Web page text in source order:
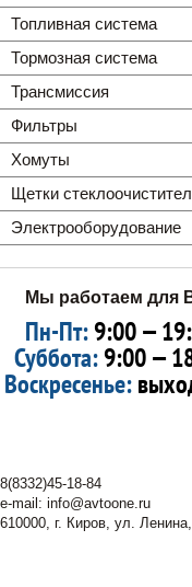
Топливная система
Тормозная система
Трансмиссия
Фильтры
Хомуты
Щетки
Электрооборудование
Мы работаем для
Пн-Пт:9:00 —
Суббота:9:00 —
Воскресенье:
8(8332)45-18-84
e-mail: info@avtoone.ru
610000, г. Киров, ул.